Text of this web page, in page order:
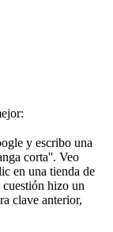
y escribo una
corta''. Veo
en una tienda de
cuestión hizo un
clave anterior,